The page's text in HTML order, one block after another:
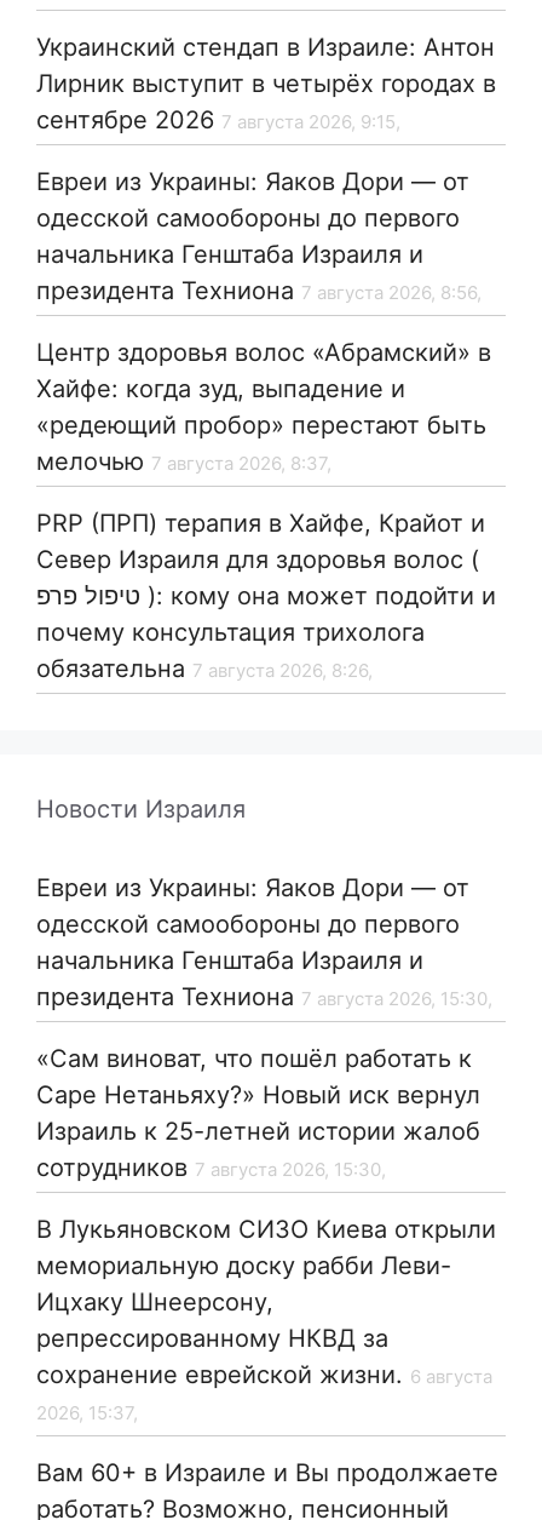
Украинский стендап в Израиле: Антон
Лирник выступит в четырёх городах в
сентябре 2026 7 августа 2026, 9:15,
Евреи из Украины: Яаков Дори — от
одесской самообороны до первого
начальника Генштаба Израиля и
президента Техниона 7 августа 2026, 8:56,
Центр здоровья волос «Абрaмский» в
Хайфе: когда зуд, выпадение и
«редеющий пробор» перестают быть
мелочью 7 августа 2026, 8:37,
PRP (ПРП) терапия в Хайфе, Крайот и
Север Израиля для здоровья волос (
טיפול פרפ ): кому она может подойти и
почему консультация трихолога
обязательна 7 августа 2026, 8:26,
Новости Израиля
Евреи из Украины: Яаков Дори — от
одесской самообороны до первого
начальника Генштаба Израиля и
президента Техниона 7 августа 2026, 15:30,
«Сам виноват, что пошёл работать к
Саре Нетаньяху?» Новый иск вернул
Израиль к 25-летней истории жалоб
сотрудников 7 августа 2026, 15:30,
В Лукьяновском СИЗО Киева открыли
мемориальную доску рабби Леви-
Ицхаку Шнеерсону,
репрессированному НКВД за
сохранение еврейской жизни. 6 августа
2026, 15:37,
Вам 60+ в Израиле и Вы продолжаете
работать? Возможно, пенсионный